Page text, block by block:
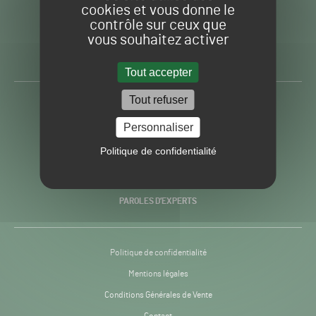
cookies et vous donne le
contrôle sur ceux que
vous souhaitez activer
Tout accepter
Tout refuser
Personnaliser
Politique de confidentialité
Gazon
Sport
H24
-
Toute l’info autour du
PRATIQUES
PAROLES D’EXPERTS
Politique de confidentialité
Mentions légales
Conditions Générales de Vente